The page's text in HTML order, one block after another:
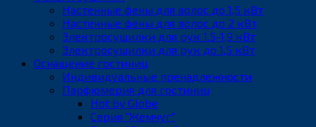
Настенные фены для волос до 1,5 кВт
Настенные фены для волос до 2 кВт
Электросушилки для рук 1,5-1,9 кВт
Электросушилки для рук до 1,5 кВт
Оснащение гостиниц
Индивидуальные пренадлежности
Парфюмерия для гостиниц
Hot by Globe
Серия "Жемчуг"